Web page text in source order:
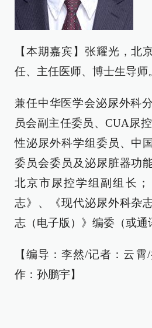
【本期嘉宾】张耀光，北
任、主任医师、博士生导师
兼任中华医学会泌尿外科
员会副主任委员、CUA尿
性泌尿外科学组委员、中
委员会委员及泌尿脏器功
北京市尿控学组副组长
志》、《现代泌尿外科杂
志（电子版）》编委（或通
【编导：李然/记者：云
作：孙鹏宇】